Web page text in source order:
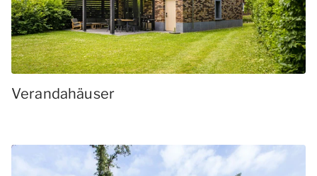
Verandahäuser